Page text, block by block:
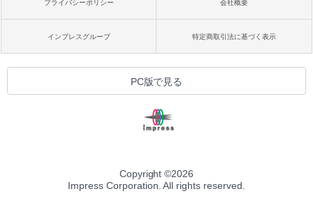
プライバシーポリシー 会社概要
インプレスグループ 特定商取引法に基づく表示
PC版で見る
Copyright ©2026
Impress Corporation. All rights reserved.